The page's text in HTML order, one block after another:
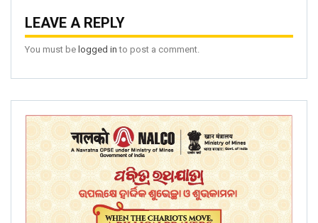
LEAVE A REPLY
You must be logged in to post a comment.